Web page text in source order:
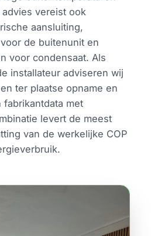
vereist ook
aansluiting,
de buitenunit en
voor condensaat. Als
installateur adviseren wij
ter plaatse opname en
met
levert de meest
van de werkelijke COP